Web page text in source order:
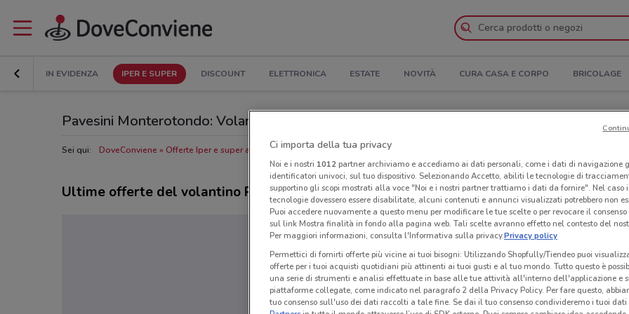
IN EVIDENZA IPER E SUPER DISCOUNT ELETTRONICA ESTATE NOVITÀ CURA CASA E CORPO BRICOLAGE
Pavesini Monterotondo: Volantino, Orari di apertura e Indirizzi
Sei qui: DoveConviene Offerte Iper e super a Monterotondo Negozi Pavesini a Monterotondo
Ultime offerte del volantino Pavesini
Ci importa della tua privacy
Noi e i nostri 1012partner archiviamo e accediamo ai dati personali, come i dati di navigazione
identificatori univoci, sul tuo dispositivo. Selezionando Accetto, abiliti le tecnologie di
supportino gli scopi mostrati alla voce "Noi e i nostri partner trattiamo i dati da fornire". Nel caso
tecnologie dovessero essere disabilitate, alcuni contenuti e annunci visualizzati potrebbero non
Puoi accedere nuovamente a questo menu per modificare le tue scelte o per revocare il
sul link Mostra finalità in fondo alla pagina web. Tali scelte avranno effetto nel contesto del
Per maggiori informazioni, consulta l'Informativa sulla privacy.Privacy policy
Permettici di fornirti offerte più vicine ai tuoi bisogni: Utilizzando Shopfully/Tiendeo puoi
offerte per i tuoi acquisti quotidiani più attinenti ai tuoi gusti e al tuo mondo. Tutto questo è
una serie di strumenti e analisi effettuate in base alle tue attività all'interno dell'applicazione e
piattaforme collegate, come indicato nel paragrafo 2 della Privacy Policy. Per fare questo,
tuo consenso sull'uso dei dati raccolti a tale fine. Se dai il tuo consenso condivideremo i tuoi dati